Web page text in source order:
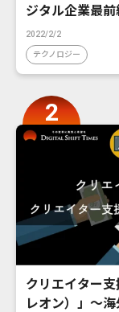
ジタル企業最前
2022/2/2
テクノロジー
クリエイター
レオン）」〜